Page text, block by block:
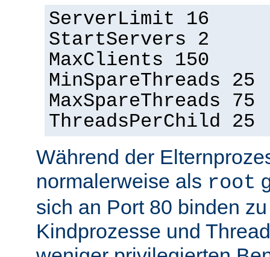
ServerLimit 16
StartServers 2
MaxClients 150
MinSpareThreads 25
MaxSpareThreads 75
ThreadsPerChild 25
Während der
normalerweise als root
sich an Port 80 binden
Kindprozesse und